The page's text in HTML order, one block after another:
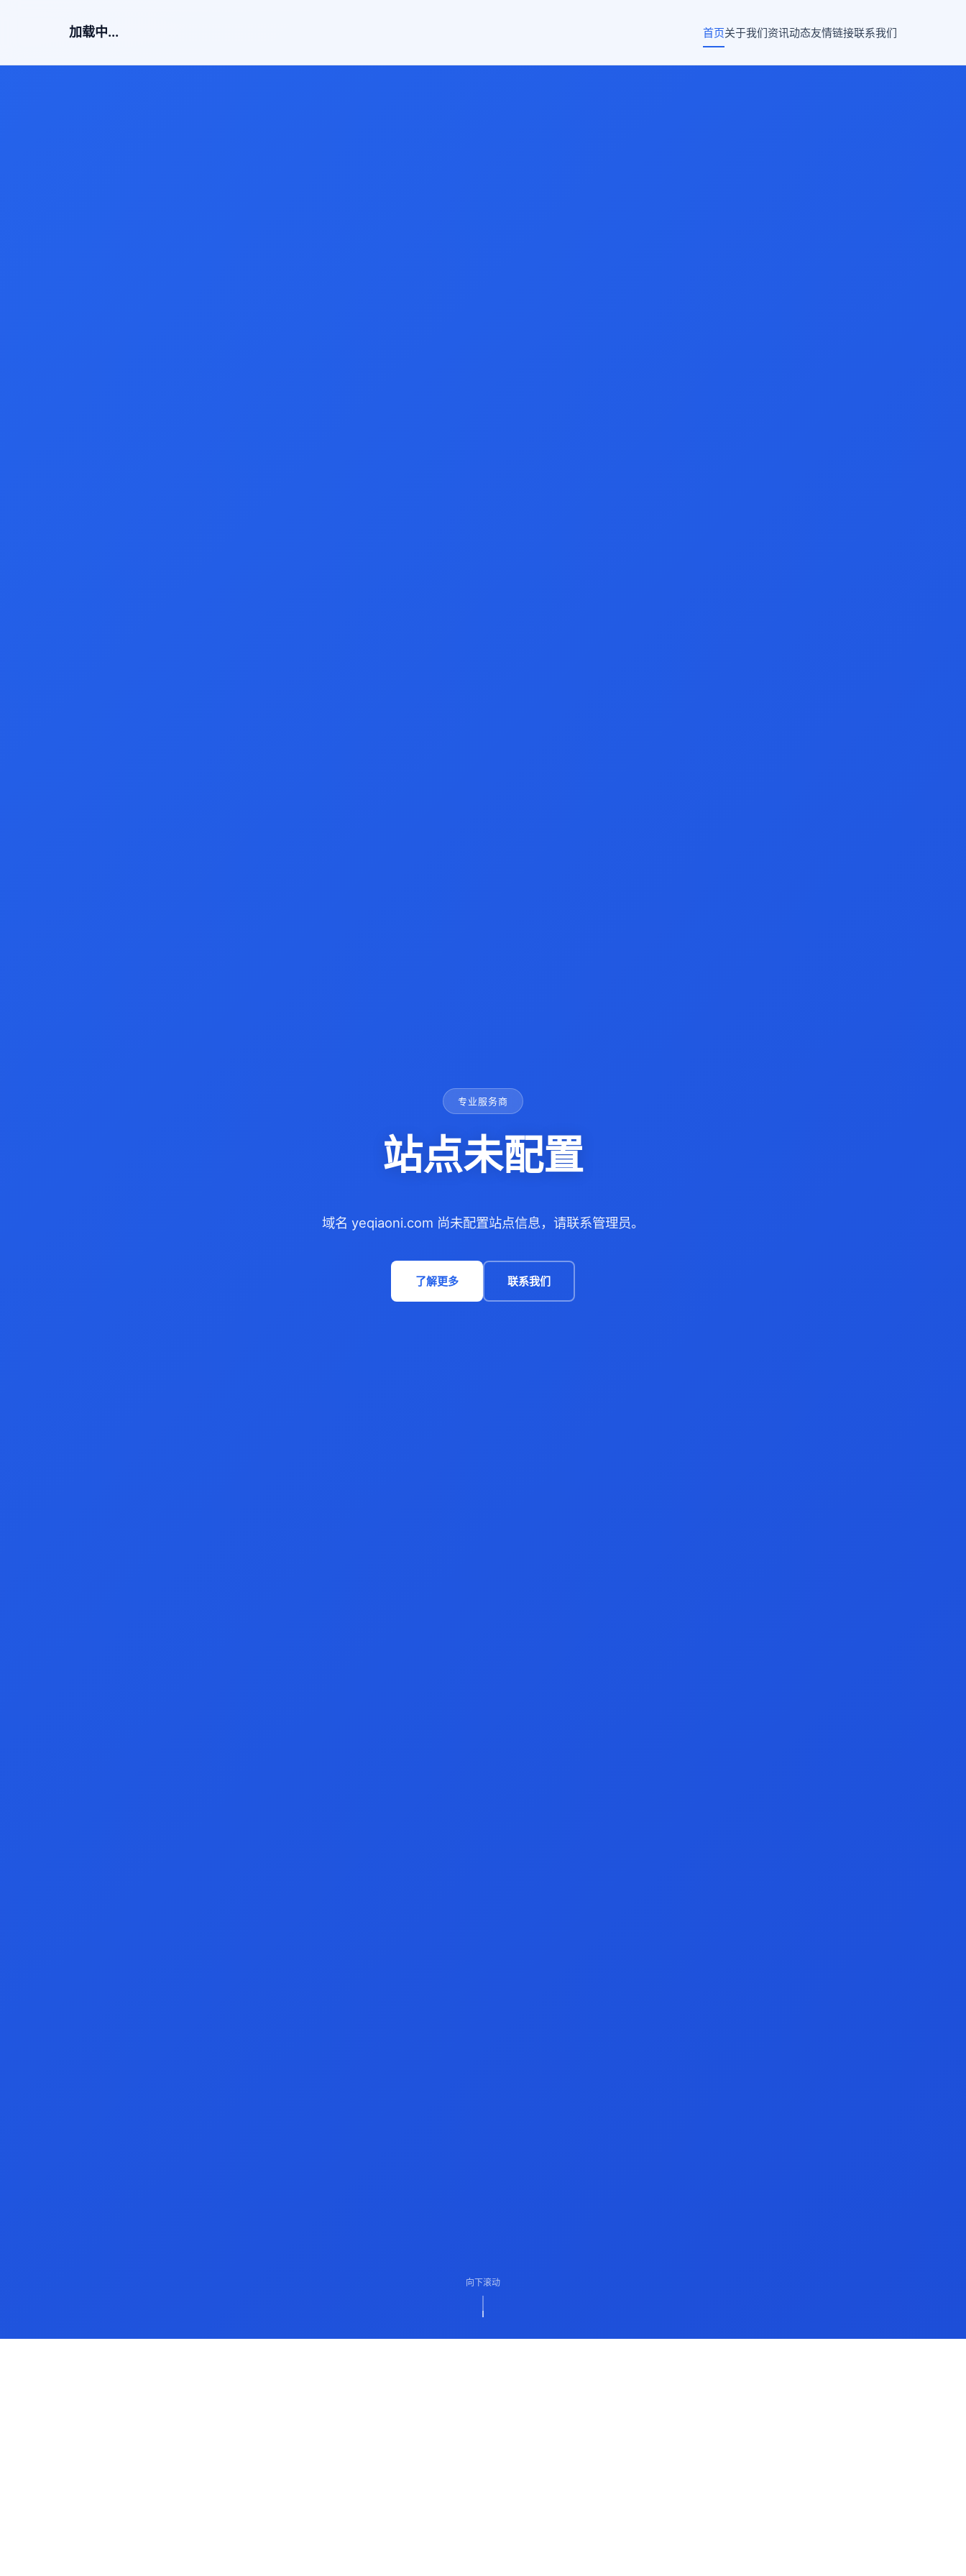
加载中... 首页关于我们资讯动态友情链接联系我们
专业服务商
站点未配置
域名 yeqiaoni.com 尚未配置站点信息，请联系管理员。
了解更多 联系我们
向下滚动